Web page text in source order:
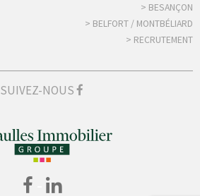
> BESANÇON
> BELFORT / MONTBÉLIARD
> RECRUTEMENT
SUIVEZ-NOUS